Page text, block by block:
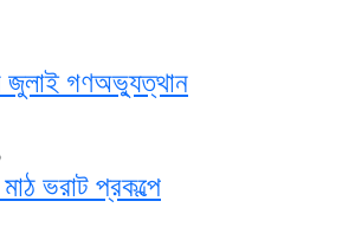
জুলাই গণঅভ্যুত্থান
ভরাট প্রকল্পে